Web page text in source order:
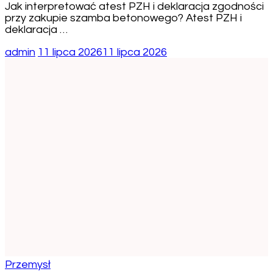
Jak interpretować atest PZH i deklaracja zgodności
przy zakupie szamba betonowego? Atest PZH i
deklaracja …
admin 11 lipca 202611 lipca 2026
Przemysł